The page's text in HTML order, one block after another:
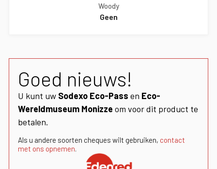
Woody
Geen
Goed nieuws!
U kunt uw Sodexo Eco-Pass en Eco-
Wereldmuseum Monizze om voor dit product te
betalen.
Als u andere soorten cheques wilt gebruiken, contact
met ons opnemen.